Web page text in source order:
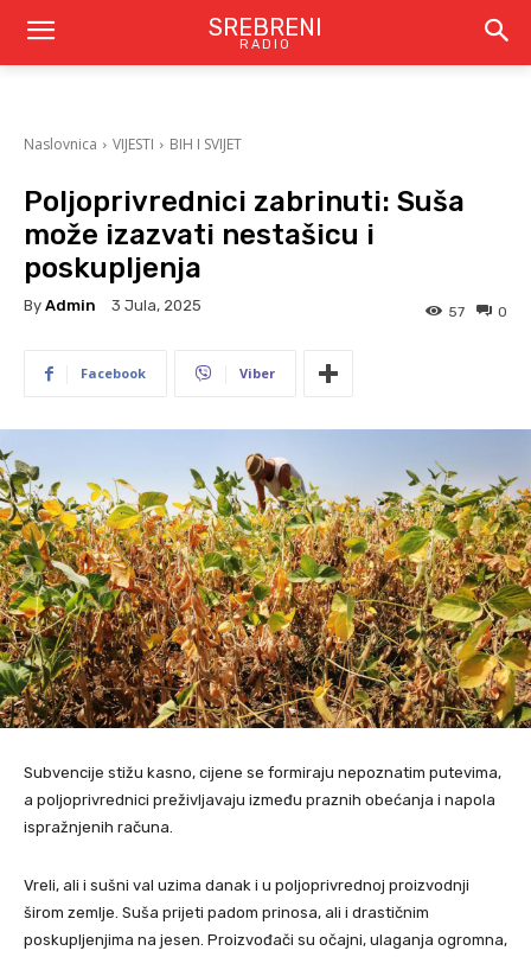
SREBRENI
RADIO
Naslovnica VIJESTI BIH I SVIJET
Poljoprivrednici zabrinuti: Suša
može izazvati nestašicu i
poskupljenja
By Admin 3 Jula, 2025 0
57
Facebook Viber
Subvencije stižu kasno, cijene se formiraju nepoznatim putevima,
a poljoprivrednici preživljavaju između praznih obećanja i napola
ispražnjenih računa.
Vreli, ali i sušni val uzima danak i u poljoprivrednoj proizvodnji
širom zemlje. Suša prijeti padom prinosa, ali i drastičnim
poskupljenjima na jesen. Proizvođači su očajni, ulaganja ogromna,